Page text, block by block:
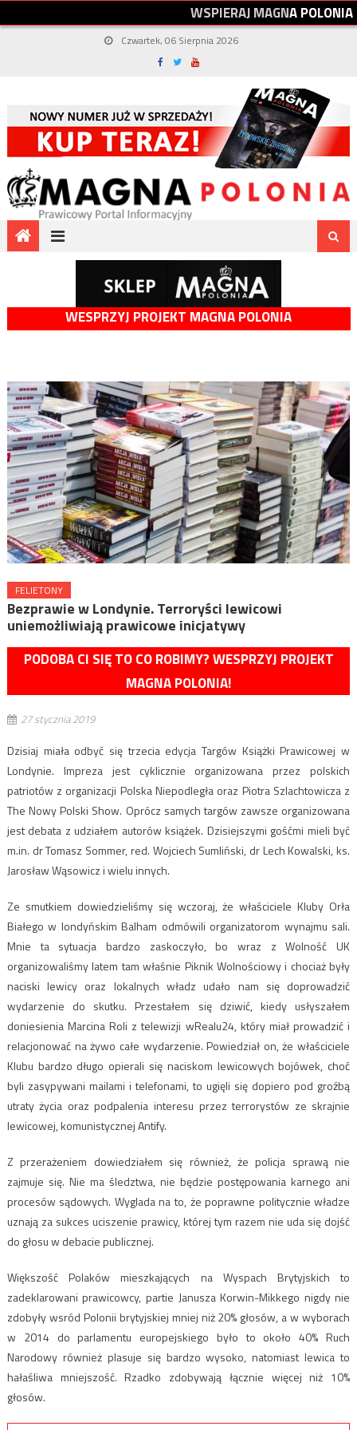
WSPIERAJMAGNAPOLONIA
Czwartek, 06 Sierpnia 2026
WESPRZYJ PROJEKT MAGNA POLONIA
FELIETONY
Bezprawie w Londynie. Terroryści lewicowi
uniemożliwiają prawicowe inicjatywy
PODOBA CI SIĘ TO CO ROBIMY? WESPRZYJ PROJEKT
MAGNA POLONIA!
27 stycznia 2019
Dzisiaj miała odbyć się trzecia edycja Targów Książki Prawicowej w
Londynie. Impreza jest cyklicznie organizowana przez polskich
patriotów z organizacji Polska Niepodległa oraz Piotra Szlachtowicza z
The Nowy Polski Show. Oprócz samych targów zawsze organizowana
jest debata z udziałem autorów książek. Dzisiejszymi gośćmi mieli być
m.in. dr Tomasz Sommer, red. Wojciech Sumliński, dr Lech Kowalski, ks.
Jarosław Wąsowicz i wielu innych.
Ze smutkiem dowiedzieliśmy się wczoraj, że właściciele Kluby Orła
Białego w londyńskim Balham odmówili organizatorom wynajmu sali.
Mnie ta sytuacja bardzo zaskoczyło, bo wraz z Wolność UK
organizowaliśmy latem tam właśnie Piknik Wolnościowy i chociaż były
naciski lewicy oraz lokalnych władz udało nam się doprowadzić
wydarzenie do skutku. Przestałem się dziwić, kiedy usłyszałem
doniesienia Marcina Roli z telewizji wRealu24, który miał prowadzić i
relacjonować na żywo całe wydarzenie. Powiedział on, że właściciele
Klubu bardzo długo opierali się naciskom lewicowych bojówek, choć
byli zasypywani mailami i telefonami, to ugięli się dopiero pod groźbą
utraty życia oraz podpalenia interesu przez terrorystów ze skrajnie
lewicowej, komunistycznej Antify.
Z przerażeniem dowiedziałem się również, że policja sprawą nie
zajmuje się. Nie ma śledztwa, nie będzie postępowania karnego ani
procesów sądowych. Wyglada na to, że poprawne politycznie władze
uznają za sukces uciszenie prawicy, której tym razem nie uda się dojść
do głosu w debacie publicznej.
Większość Polaków mieszkających na Wyspach Brytyjskich to
zadeklarowani prawicowcy, partie Janusza Korwin-Mikkego nigdy nie
zdobyły wsród Polonii brytyjskiej mniej niż 20% głosów, a w wyborach
w 2014 do parlamentu europejskiego było to około 40% Ruch
Narodowy również plasuje się bardzo wysoko, natomiast lewica to
hałaśliwa mniejszość. Rzadko zdobywają łącznie więcej niż 10%
głosów.